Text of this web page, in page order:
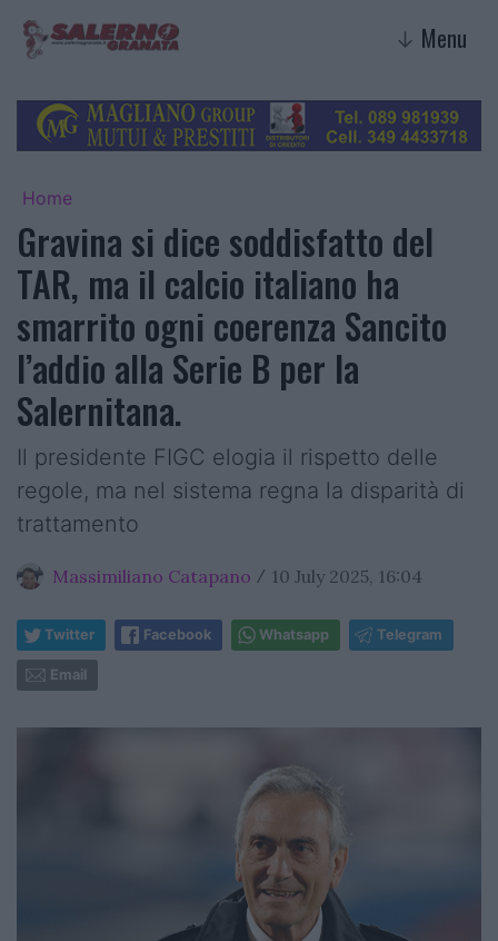
↓ Menu
Home
Gravina si dice soddisfatto del
TAR, ma il calcio italiano ha
smarrito ogni coerenza Sancito
l’addio alla Serie B per la
Salernitana.
Il presidente FIGC elogia il rispetto delle
regole, ma nel sistema regna la disparità di
trattamento
Massimiliano Catapano / 10 July 2025, 16:04
Twitter Facebook Whatsapp Telegram
Email